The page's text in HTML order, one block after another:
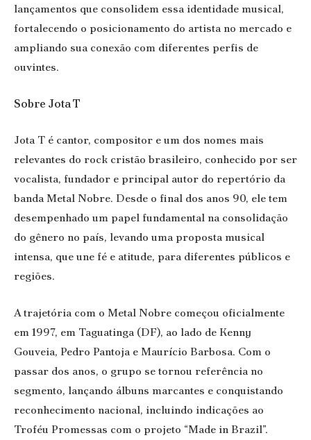
lançamentos que consolidem essa identidade musical,
fortalecendo o posicionamento do artista no mercado e
ampliando sua conexão com diferentes perfis de
ouvintes.
Sobre Jota T
Jota T é cantor, compositor e um dos nomes mais
relevantes do rock cristão brasileiro, conhecido por ser
vocalista, fundador e principal autor do repertório da
banda Metal Nobre. Desde o final dos anos 90, ele tem
desempenhado um papel fundamental na consolidação
do gênero no país, levando uma proposta musical
intensa, que une fé e atitude, para diferentes públicos e
regiões.
A trajetória com o Metal Nobre começou oficialmente
em 1997, em Taguatinga (DF), ao lado de Kenny
Gouveia, Pedro Pantoja e Maurício Barbosa. Com o
passar dos anos, o grupo se tornou referência no
segmento, lançando álbuns marcantes e conquistando
reconhecimento nacional, incluindo indicações ao
Troféu Promessas com o projeto “Made in Brazil”.